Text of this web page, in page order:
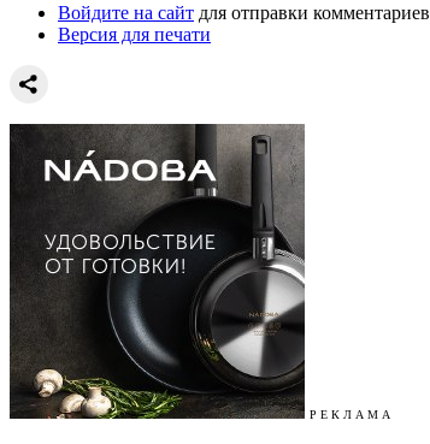
Войдите на сайт для отправки комментариев
Версия для печати
Р Е К Л А М А